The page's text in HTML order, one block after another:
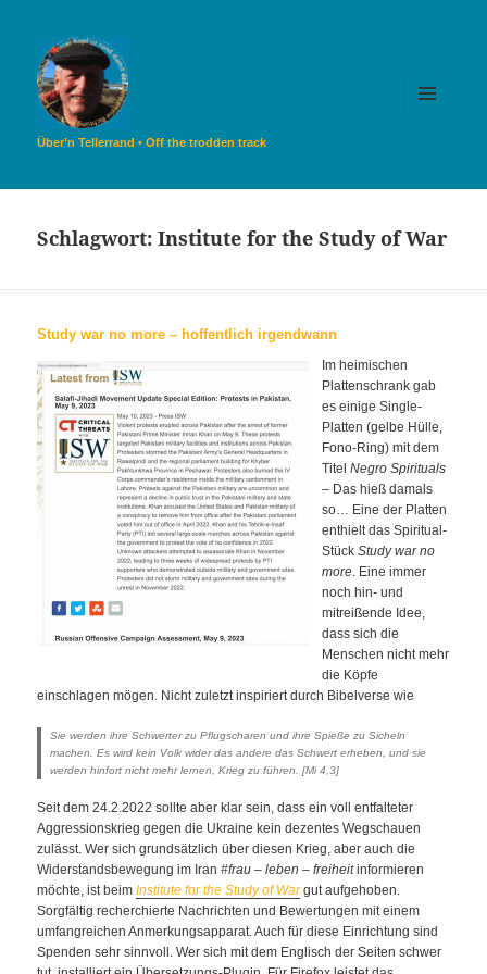
Über’n Tellerrand • Off the trodden track
Schlagwort:Institute for the Study of War
Study war no more – hoffentlich irgendwann
Im heimischen
Plattenschrank gab
es einige Single-
Platten (gelbe Hülle,
Fono-Ring) mit dem
TitelNegro Spirituals
– Das hieß damals
so… Eine der Platten
enthielt das Spiritual-
StückStudy war no
more. Eine immer
noch hin- und
mitreißende Idee,
dass sich die
Menschen nicht mehr
die Köpfe
einschlagen mögen. Nicht zuletzt inspiriert durch Bibelverse wie
Sie werden ihre Schwerter zu Pflugscharen und ihre Spieße zu Sicheln
machen. Es wird kein Volk wider das andere das Schwert erheben, und sie
werden hinfort nicht mehr lernen, Krieg zu führen. [Mi 4,3]
Seit dem 24.2.2022 sollte aber klar sein, dass ein voll entfalteter
Aggressionskrieg gegen die Ukraine kein dezentes Wegschauen
zulässt. Wer sich grundsätzlich über diesen Krieg, aber auch die
Widerstandsbewegung im Iran#frau – leben – freiheitinformieren
möchte, ist beimInstitute for the Study of Wargut aufgehoben.
Sorgfältig recherchierte Nachrichten und Bewertungen mit einem
umfangreichen Anmerkungsapparat. Auch für diese Einrichtung sind
Spenden sehr sinnvoll. Wer sich mit dem Englisch der Seiten schwer